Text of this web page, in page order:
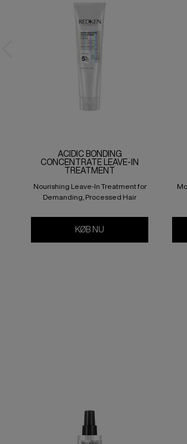
ACIDIC BONDING
CONCENTRATE LEAVE-IN
TREATMENT
Nourishing Leave-In Treatment for
Demanding, Processed Hair
KØB NU ACIDIC BONDING